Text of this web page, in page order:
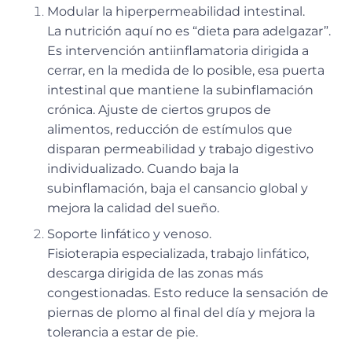
Modular la hiperpermeabilidad intestinal.
La nutrición aquí no es “dieta para adelgazar”.
Es intervención antiinflamatoria dirigida a
cerrar, en la medida de lo posible, esa puerta
intestinal que mantiene la subinflamación
crónica. Ajuste de ciertos grupos de
alimentos, reducción de estímulos que
disparan permeabilidad y trabajo digestivo
individualizado. Cuando baja la
subinflamación, baja el cansancio global y
mejora la calidad del sueño.
Soporte linfático y venoso.
Fisioterapia especializada, trabajo linfático,
descarga dirigida de las zonas más
congestionadas. Esto reduce la sensación de
piernas de plomo al final del día y mejora la
tolerancia a estar de pie.